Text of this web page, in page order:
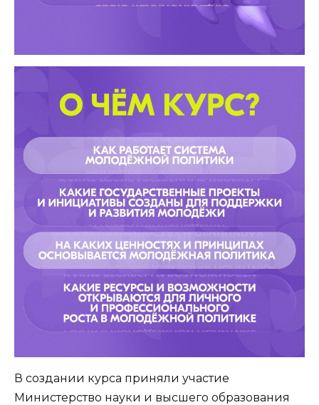
В создании курса приняли участие
Министерство науки и высшего образования